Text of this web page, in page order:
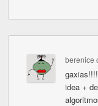
berenice
idea +